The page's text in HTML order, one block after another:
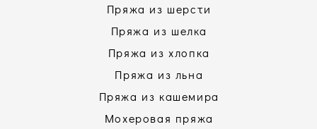
Пряжа из шерсти
Пряжа из шелка
Пряжа из хлопка
Пряжа из льна
Пряжа из кашемира
Мохеровая пряжа